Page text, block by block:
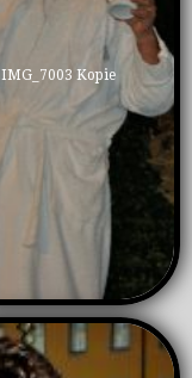
IMG_7003 Kopie